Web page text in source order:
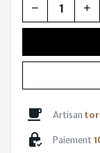
Quantité
Artisan
Paiement